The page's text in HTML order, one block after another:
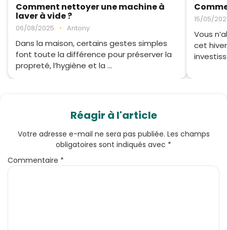
Comment nettoyer une machine à
laver à vide ?
06/08/2025 • Antony
Dans la maison, certains gestes simples
font toute la différence pour préserver la
propreté, l’hygiène et la ...
15/05/
Vous
cet
Réagir à l'article
Votre adresse e-mail ne sera pas publiée. Les champs
obligatoires sont indiqués avec *
Commentaire *